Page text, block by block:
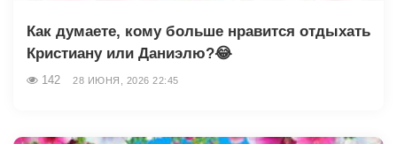
Как думаете, кому больше нравится отдыхать
Кристиану или Даниэлю?😂
142 28 ИЮНЯ, 2026 22:45